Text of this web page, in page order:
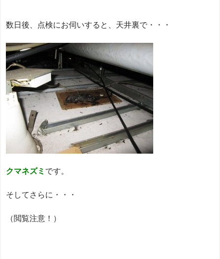
数日後、点検にお伺いすると、天井裏で・・・
クマネズミ です。
そしてさらに・・・
（閲覧注意！）